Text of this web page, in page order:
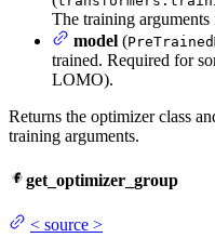
The training
model (
trained. Required for
LOMO).
Returns the optimizer class
training arguments.
get_optimizer_group
< source >